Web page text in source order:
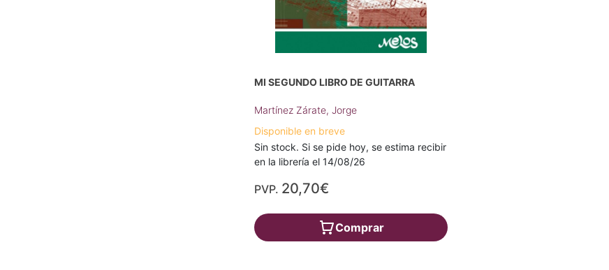
MI SEGUNDO LIBRO DE GUITARRA
Martínez Zárate, Jorge
Disponible en breve
Sin stock. Si se pide hoy, se estima recibir
en la librería el 14/08/26
PVP. 20,70€
Comprar